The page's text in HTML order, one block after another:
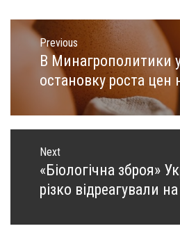
Навигация
записям
Previous
Previous
post:
В Минагрополитики
остановку роста цен
Next
Next
post:
«Біологічна зброя»
різко відреагували